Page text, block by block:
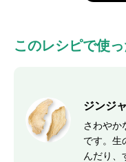
このレシピで使
ジンジ
さわやか
です。生
んだり、